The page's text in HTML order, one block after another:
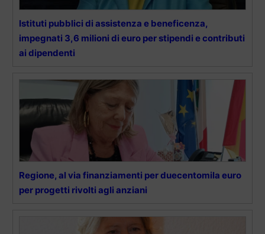
Istituti pubblici di assistenza e beneficenza,
impegnati 3,6 milioni di euro per stipendi e contributi
ai dipendenti
Regione, al via finanziamenti per duecentomila euro
per progetti rivolti agli anziani